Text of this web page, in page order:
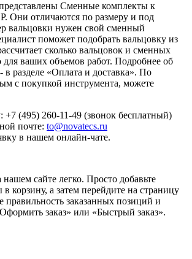
Сменные комплекты к
Они отличаются по размеру и под
вальцовки нужен свой сменный
поможет подобрать вальцовку из
сколько вальцовок и сменных
ваших объемов работ. Подробнее об
в разделе «Оплата и доставка». По
с покупкой инструмента, можете
+7 (495) 260-11-49 (звонок бесплатный)
почте: to@novatecs.ru
в нашем онлайн-чате.
сайте легко. Просто добавьте
корзину, а затем перейдите на страницу
правильность заказанных позиций и
заказ» или «Быстрый заказ».